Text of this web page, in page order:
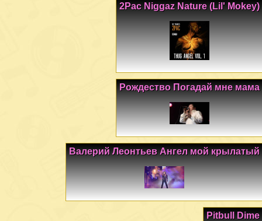
2Pac Niggaz Nature (Lil' Mokey)
Рождество Погадай мне мама
Валерий Леонтьев Ангел мой крылатый
Pitbull Dime